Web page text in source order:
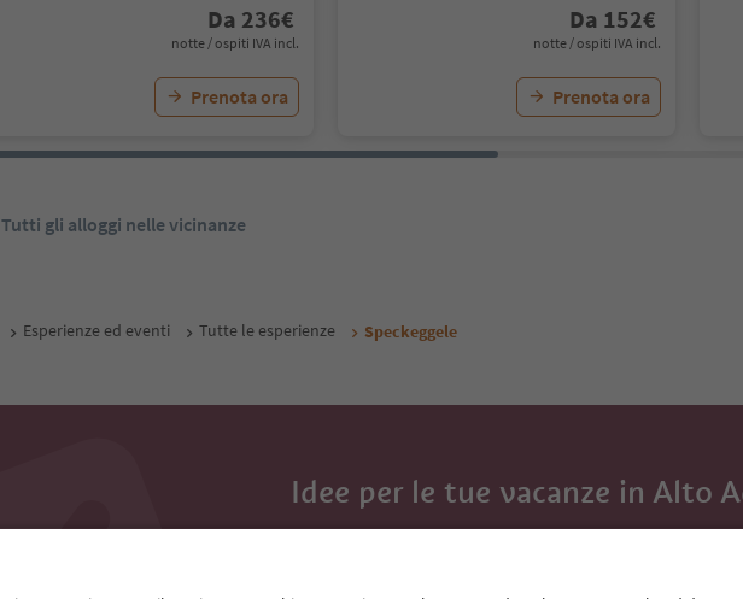
Da 236€
notte / ospiti IVA incl.
Prenota ora
Da 152€
notte / ospiti IVA incl.
Prenota ora
Tutti gli alloggi nelle vicinanze
Esperienze ed eventi Tutte le esperienze Speckeggele
Idee per le tue vacanze in Alto